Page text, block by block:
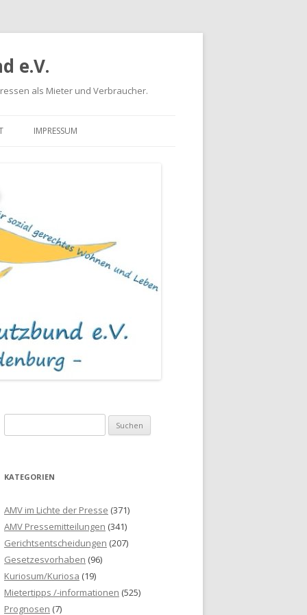
e.V.
als Mieter und Verbraucher.
IMPRESSUM
u
h
n
n
a
c
h
:
KATEGORIEN
AMV im Lichte der Presse (371)
AMV Pressemitteilungen (341)
Gerichtsentscheidungen (207)
Gesetzesvorhaben (96)
Kuriosum/Kuriosa (19)
Mietertipps /-informationen (525)
Prognosen (7)